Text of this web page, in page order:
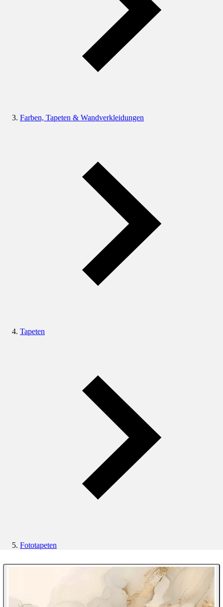
Farben, Tapeten & Wandverkleidungen
Tapeten
Fototapeten